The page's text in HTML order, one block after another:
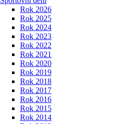
Rok 2026
Rok 2025
Rok 2024
Rok 2023
Rok 2022
Rok 2021
Rok 2020
Rok 2019
Rok 2018
Rok 2017
Rok 2016
Rok 2015
Rok 2014